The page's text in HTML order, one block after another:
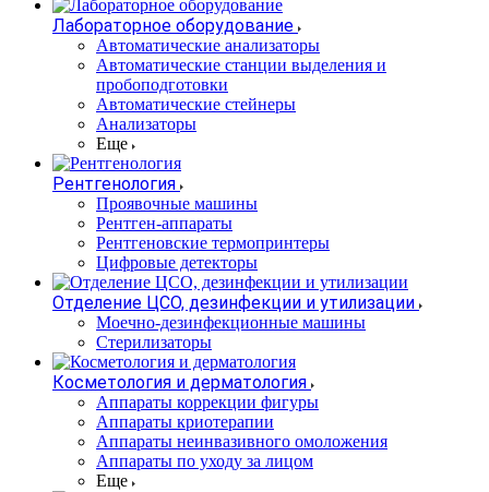
Лабораторное оборудование
Автоматические анализаторы
Автоматические станции выделения и
пробоподготовки
Автоматические стейнеры
Анализаторы
Еще
Рентгенология
Проявочные машины
Рентген-аппараты
Рентгеновские термопринтеры
Цифровые детекторы
Отделение ЦСО, дезинфекции и утилизации
Моечно-дезинфекционные машины
Стерилизаторы
Косметология и дерматология
Аппараты коррекции фигуры
Аппараты криотерапии
Аппараты неинвазивного омоложения
Аппараты по уходу за лицом
Еще